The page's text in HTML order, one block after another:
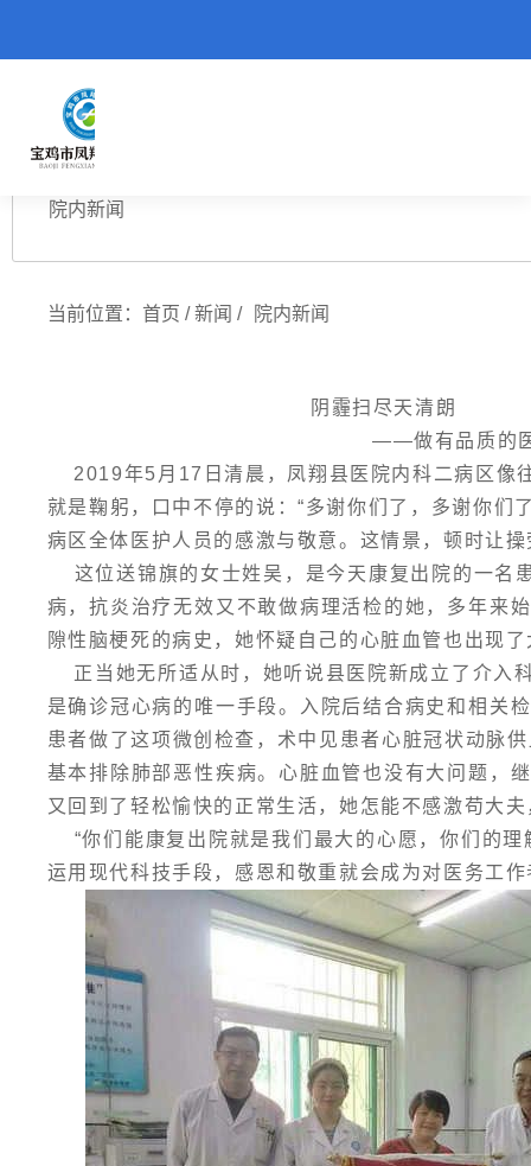
重大新闻
院内新闻
当前位置： 首页 /新闻 / 院内新闻
阴霾扫尽天清朗
——做有品质的医疗，做有
2019年5月17日清晨，凤翔县医院内科二病区像
就是鞠躬，口中不停的说：“多谢你们了，多谢你们
病区全体医护人员的感激与敬意。这情景，顿时让
这位送锦旗的女士姓吴，是今天康复出院的一名
病，抗炎治疗无效又不敢做病理活检的她，多年来
隙性脑梗死的病史，她怀疑自己的心脏血管也出现
正当她无所适从时，她听说县医院新成立了介入
是确诊冠心病的唯一手段。入院后结合病史和相关
患者做了这项微创检查，术中见患者心脏冠状动脉
基本排除肺部恶性疾病。心脏血管也没有大问题，
又回到了轻松愉快的正常生活，她怎能不感激苟大
“你们能康复出院就是我们最大的心愿，你们的理
运用现代科技手段，感恩和敬重就会成为对医务工